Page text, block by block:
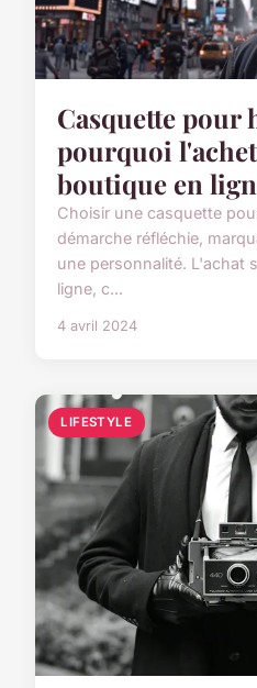
Casquette pour
pourquoi
boutique en
Choisir une casquette
démarche réfléchie,
une personnalité. L'achat
ligne, c...
4 avril 2024
LIFESTYLE